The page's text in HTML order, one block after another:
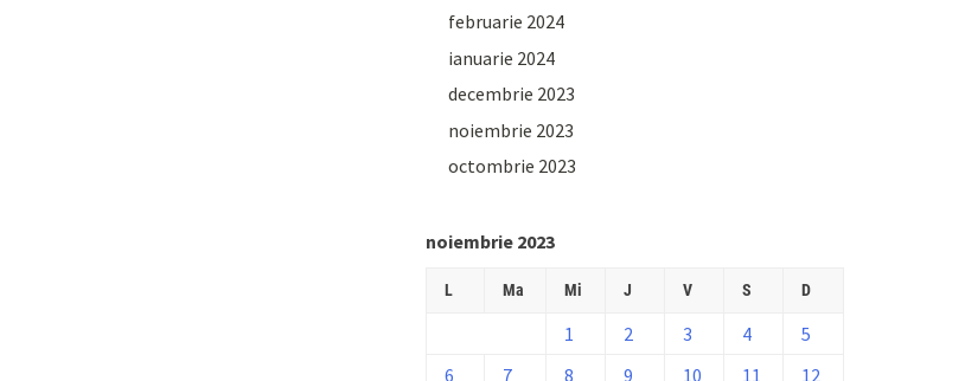
februarie 2024
ianuarie 2024
decembrie 2023
noiembrie 2023
octombrie 2023
noiembrie 2023
L Ma Mi J V S D
1 2 3 4
5
6
7 8 9 10 11 12